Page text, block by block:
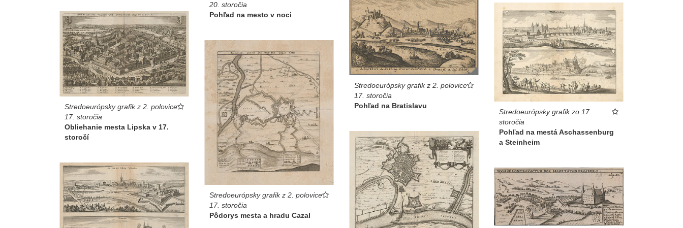
20. storočia
Pohľad na mesto v noci
Stredoeurópsky grafik z 2. polovice
17. storočia
Pohľad na Bratislavu
Stredoeurópsky grafik zo 17.
storočia
Pohľad na mestá Aschassenburg
a Steinheim
Stredoeurópsky grafik z 2. polovice
17. storočia
Obliehanie mesta Lipska v 17.
storočí
Stredoeurópsky grafik z 2. polovice
17. storočia
Pôdorys mesta a hradu Cazal